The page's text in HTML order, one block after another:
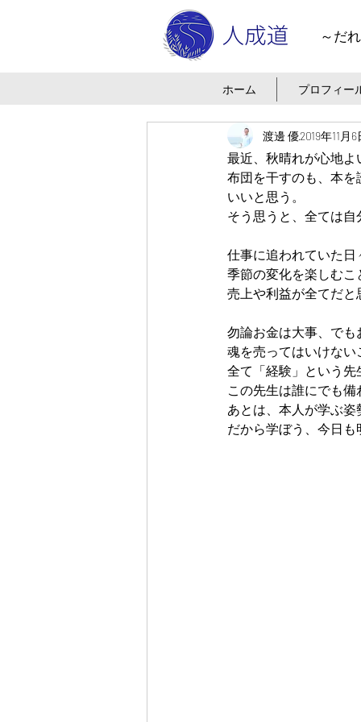
～だ
ホーム プロフィー
渡邊 優2019年11月6
最近、秋晴れが心地よ
布団を干すのも、本
いいと思う。
そう思うと、全ては
仕事に追われていた
季節の変化を楽しむ
売上や利益が全てだと
勿論お金は大事、で
魂を売ってはいけない
全て「経験」という先
この先生は誰にでも
あとは、本人が学ぶ
だから学ぼう、今日